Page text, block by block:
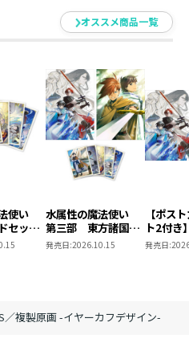
／複製原画 -イヤーカフデザイン-
オススメ商品一覧
使い
セット
水属性の魔法使い
第三部 東方諸国編
8 同時発売まとめ
発売日:2026.10.15
【ポス
ト2付き
魔法使
発売日: